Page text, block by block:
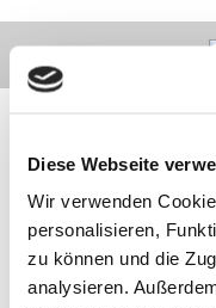
Diese Webseite
Wir verwenden
personalisieren,
zu können und die
analysieren.
Kontakt
Meilhaus
Electronic